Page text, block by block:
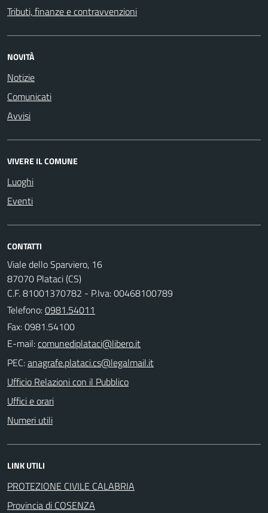
Tributi, finanze e contravvenzioni
NOVITÀ
Notizie
Comunicati
Avvisi
VIVERE IL COMUNE
Luoghi
Eventi
CONTATTI
Viale dello Sparviero, 16
87070 Plataci (CS)
C.F. 81001370782 - P.Iva: 00468100789
Telefono:0981.54011
Fax: 0981.54100
E-mail:
PEC:
Ufficio Relazioni con il Pubblico
Uffici e orari
Numeri utili
LINK UTILI
PROTEZIONE CIVILE CALABRIA
Provincia di COSENZA